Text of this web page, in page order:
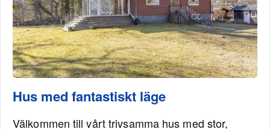
Hus med fantastiskt läge
Välkommen till vårt trivsamma hus med stor,